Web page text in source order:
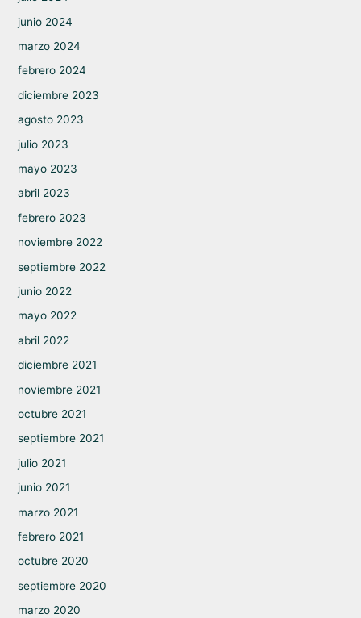
junio 2024
marzo 2024
febrero 2024
diciembre 2023
agosto 2023
julio 2023
mayo 2023
abril 2023
febrero 2023
noviembre 2022
septiembre 2022
junio 2022
mayo 2022
abril 2022
diciembre 2021
noviembre 2021
octubre 2021
septiembre 2021
julio 2021
junio 2021
marzo 2021
febrero 2021
octubre 2020
septiembre 2020
marzo 2020